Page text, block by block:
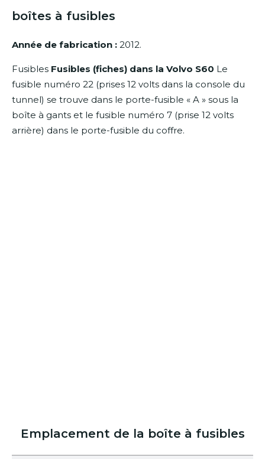
boîtes à fusibles
Année de fabrication : 2012.
Fusibles Fusibles (fiches) dans la Volvo S60 Le
fusible numéro 22 (prises 12 volts dans la console du
tunnel) se trouve dans le porte-fusible « A » sous la
boîte à gants et le fusible numéro 7 (prise 12 volts
arrière) dans le porte-fusible du coffre.
Emplacement de la boîte à fusibles